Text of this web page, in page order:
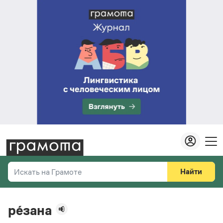
Искать на Грамоте
Справочная служба
Найти
ре́зана